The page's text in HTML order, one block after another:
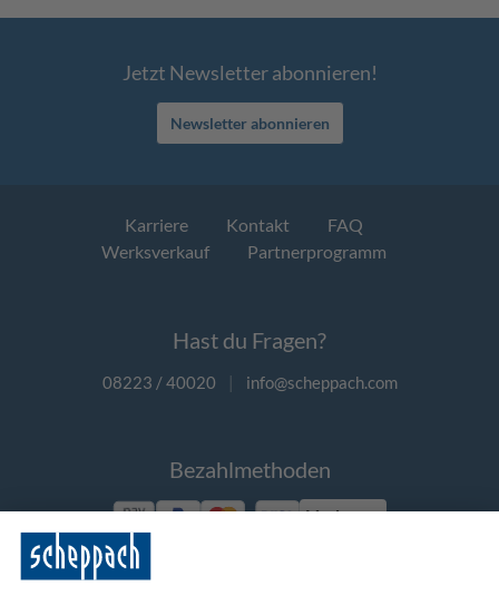
Jetzt Newsletter abonnieren!
Newsletter abonnieren
Karriere Kontakt
FAQ
Werksverkauf
Partnerprogramm
Hast du Fragen?
08223 / 40020 | info@scheppach.com
Bezahlmethoden
Vorkasse